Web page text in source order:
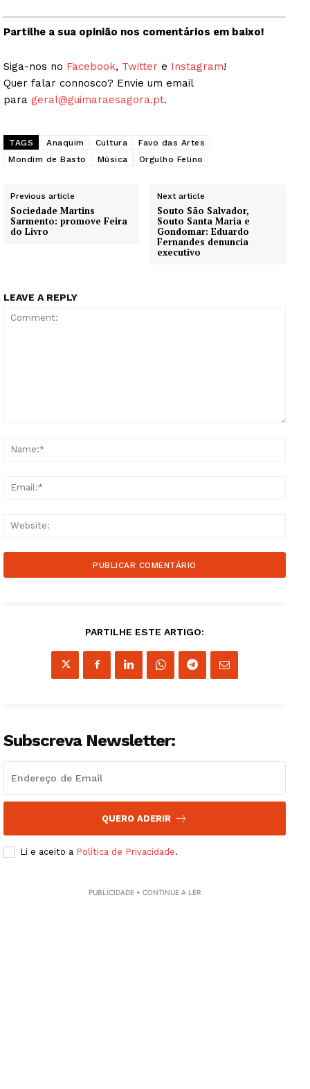
Partilhe a sua opinião nos comentários em baixo!
Siga-nos no Facebook, Twitter e Instagram!
Quer falar connosco? Envie um email
para geral@guimaraesagora.pt.
TAGS Anaquim Cultura
Favo das Artes
Mondim de Basto
Música Orgulho Felino
Previous article
Sociedade Martins
Sarmento: promove Feira
do Livro
Next article
Souto São Salvador,
Souto Santa Maria e
Gondomar: Eduardo
Fernandes denuncia
executivo
LEAVE A REPLY
PARTILHE ESTE ARTIGO:
Subscreva Newsletter:
QUERO ADERIR
Li e aceito a Política de Privacidade.
PUBLICIDADE • CONTINUE A LER